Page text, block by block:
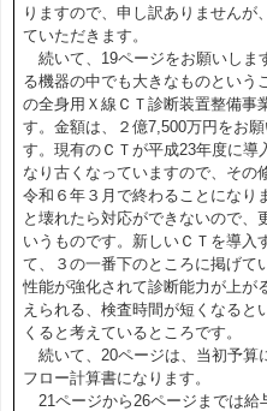
りますので、申し訳ありませんが
ていただきます。
続いて、19ページをお願いしま
る機器の中でも大きなものという
の全身用Ｘ線ＣＴ診断装置整備事
す。金額は、２億7,500万円をお
す。現有のＣＴが平成23年度に導
なり古くなっていますので、その
令和６年３月で終わることになり
と壊れたら対応ができないので、
いうものです。新しいＣＴを導入
て、３の一番下のところに掲げて
性能が強化されて診断能力が上が
えられる、検査時間が短くなると
くると考えているところです。
続いて、20ページは、当初予算
フロー計算書になります。
21ページから26ページまでは給